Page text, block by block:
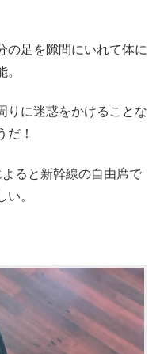
の足を隙間にいれて体に
りに迷惑をかけることな
だ！
よると新幹線の自由席で
。